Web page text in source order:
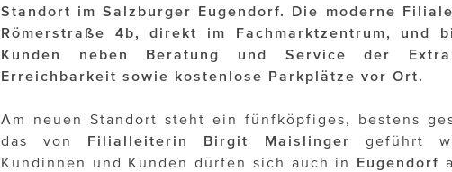
Standort im Salzburger Eugendorf. Die moderne
Römerstraße 4b, direkt im Fachmarktzentrum, und
Kunden neben Beratung und Service der
Erreichbarkeit sowie kostenlose Parkplätze vor Ort.
Am neuen Standort steht ein fünfköpfiges, bestens
das von Filialleiterin Birgit Maislinger geführt
Kundinnen und Kunden dürfen sich auch in Eugendorf